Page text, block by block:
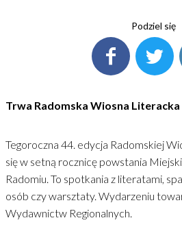
Podziel się
Trwa Radomska Wiosna Literacka
Tegoroczna 44. edycja Radomskiej
się w setną rocznicę powstania
Radomiu. To spotkania z literatami,
osób czy warsztaty. Wydarzeniu
Wydawnictw Regionalnych.